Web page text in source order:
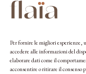
Per fornire le migliori esperienze,
accedere alle informazioni del
elaborare dati come il
acconsentire o ritirare il consenso